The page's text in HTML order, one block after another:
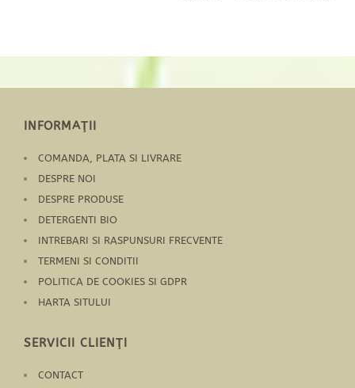
INFORMAŢII
COMANDA, PLATA SI LIVRARE
DESPRE NOI
DESPRE PRODUSE
DETERGENTI BIO
INTREBARI SI RASPUNSURI FRECVENTE
TERMENI SI CONDITII
POLITICA DE COOKIES SI GDPR
HARTA SITULUI
SERVICII CLIENŢI
CONTACT